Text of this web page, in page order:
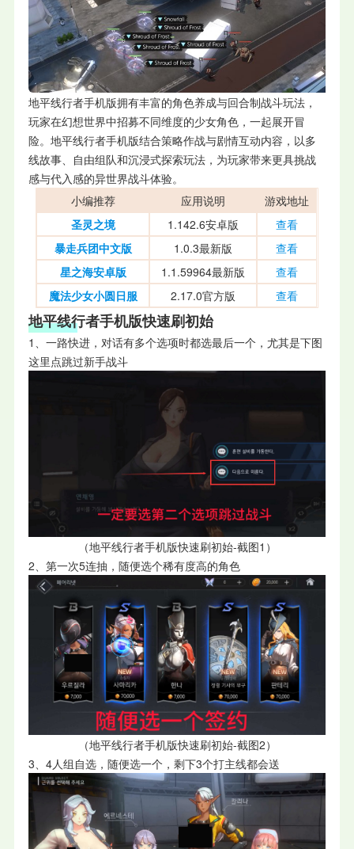
地平线行者手机版拥有丰富的角色养成与回合制战斗玩法，
玩家在幻想世界中招募不同维度的少女角色，一起展开冒
险。地平线行者手机版结合策略作战与剧情互动内容，以多
线故事、自由组队和沉浸式探索玩法，为玩家带来更具挑战
感与代入感的异世界战斗体验。
小编推荐
应用说明
游戏地址
圣灵之境
1.142.6安卓版
查看
暴走兵团中文版
1.0.3最新版
查看
星之海安卓版
1.1.59964最新版
查看
魔法少女小圆日服
2.17.0官方版 查看
地平线行者手机版快速刷初始
1、一路快进，对话有多个选项时都选最后一个，尤其是下图
这里点跳过新手战斗
（地平线行者手机版快速刷初始-截图1）
2、第一次5连抽，随便选个稀有度高的角色
（地平线行者手机版快速刷初始-截图2）
3、4人组自选，随便选一个，剩下3个打主线都会送